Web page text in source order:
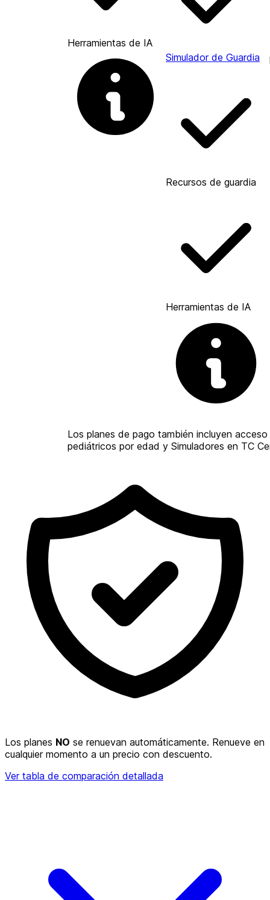
Herramientas de IA
Simulador de Guardia
Recursos de guardia
Herramientas de IA
Los planes de pago también incluyen acceso
pediátricos por edad y Simuladores en TC
Los planes NO se renuevan automáticamente. Renueve en
cualquier momento a un precio con descuento.
Ver tabla de comparación detallada